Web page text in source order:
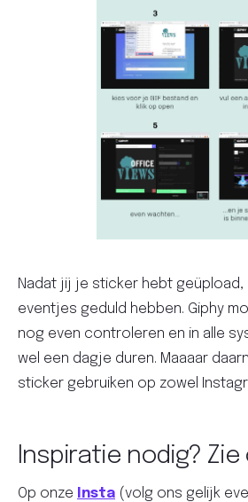
Nadat jij je sticker hebt
eventjes geduld hebben. Giphy
nog even controleren en in alle
wel een dagje duren. Maaaar
sticker gebruiken op zowel
Inspiratie nodig?
Op onze Insta (volg ons gelijk